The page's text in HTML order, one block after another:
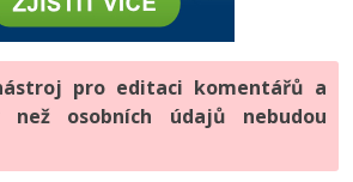
Bootstrap, SEO
a verzování
mobilních aplikací
developer
-80%
-80%
gramotnost
-80%
-80%
pro editaci komentářů a
než osobních údajů nebudou